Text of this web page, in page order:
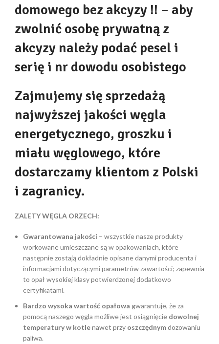
domowego bez akcyzy !! – aby
zwolnić osobę prywatną z
akcyzy należy podać pesel i
serię i nr dowodu osobistego
Zajmujemy się sprzedażą
najwyższej jakości węgla
energetycznego, groszku i
miału węglowego, które
dostarczamy klientom z Polski
i zagranicy.
ZALETY WĘGLA ORZECH:
Gwarantowana jakości – wszystkie nasze produkty
workowane umieszczane są w opakowaniach, które
następnie zostają dokładnie opisane danymi producenta i
informacjami dotyczącymi parametrów zawartości; zapewnia
to opał wysokiej klasy potwierdzonej dodatkowo
certyfikatami.
Bardzo wysoka wartość opałowa gwarantuje, że za
pomocą naszego węgla możliwe jest osiągnięcie dowolnej
temperatury w kotlenawet przy oszczędnymdozowaniu
paliwa.